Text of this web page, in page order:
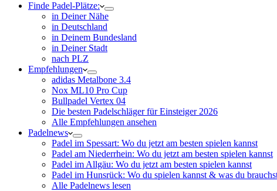
Finde Padel-Plätze:
in Deiner Nähe
in Deutschland
in Deinem Bundesland
in Deiner Stadt
nach PLZ
Empfehlungen
adidas Metalbone 3.4
Nox ML10 Pro Cup
Bullpadel Vertex 04
Die besten Padelschläger für Einsteiger 2026
Alle Empfehlungen ansehen
Padelnews
Padel im Spessart: Wo du jetzt am besten spielen kannst
Padel am Niederrhein: Wo du jetzt am besten spielen kannst
Padel im Allgäu: Wo du jetzt am besten spielen kannst
Padel im Hunsrück: Wo du spielen kannst & was du
Alle Padelnews lesen